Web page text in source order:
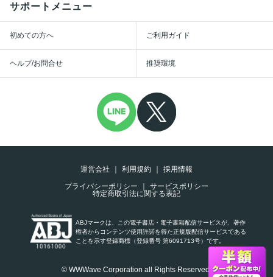
サポートメニュー
初めての方へ ご利用ガイド
ヘルプ/お問合せ 推奨環境
運営会社 利用規約
採用情報
プライバシーポリシー
サービスポリシー
特定商取引法に関する表記
ABJマークは、この電子書店・電子書籍配信サービスが、著作
権者からコンテンツ使用許諾を得た正規版配信サービスである
ことを示す登録商標（登録番号 第6091713号）です。
© WWWave Corporation all Rights Reserved.